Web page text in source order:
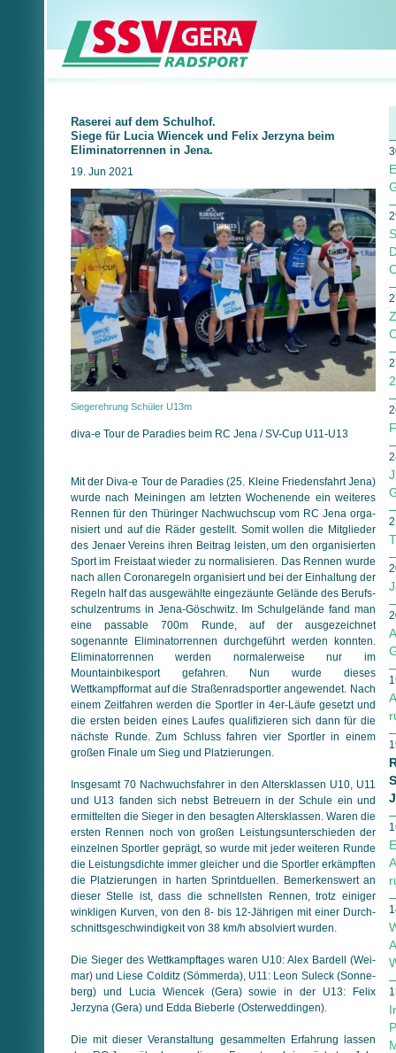
Raserei auf dem Schulhof.
Siege für Lucia Wiencek und Felix Jerzyna beim
Eliminatorrennen in Jena.
19. Jun 2021
Siegerehrung Schüler U13m
diva-e Tour de Paradies beim RC Jena / SV-Cup U11-U13
Mit der Diva-e Tour de Paradies (25. Kleine Friedensfahrt Jena)
wurde nach Meiningen am letzten Wochenende ein weiteres
Ren­nen für den Thüringer Nachwuchscup vom RC Jena or­ga­
ni­siert und auf die Räder gestellt. Somit wollen die Mitglieder
des Jenaer Vereins ihren Beitrag leisten, um den organisierten
Sport im Freistaat wieder zu normalisieren. Das Rennen wurde
nach allen Coronaregeln organisiert und bei der Einhaltung der
Regeln half das ausgewählte eingezäunte Gelände des Berufs­
schul­zent­rums in Jena-Göschwitz. Im Schulgelände fand man
eine pas­sab­le 700m Runde, auf der ausgezeichnet
sogenannte Eli­mi­na­tor­rennen durchgeführt werden konnten.
Eliminator­rennen werden normalerweise nur im
Mountainbikesport gefahren. Nun wurde dieses
Wettkampfformat auf die Straßenradsportler angewendet. Nach
einem Zeitfahren werden die Sportler in 4er-Läufe gesetzt und
die ersten beiden eines Laufes qualifizieren sich dann für die
nächste Runde. Zum Schluss fahren vier Sportler in einem
großen Finale um Sieg und Platzierungen.
Insgesamt 70 Nachwuchsfahrer in den Altersklassen U10, U11
und U13 fanden sich nebst Betreuern in der Schule ein und
ermittelten die Sieger in den besagten Altersklassen. Waren die
ersten Rennen noch von großen Leistungsunterschieden der
ein­zel­nen Sportler geprägt, so wurde mit jeder weiteren Runde
die Leistungsdichte immer gleicher und die Sportler erkämpften
die Platzierungen in harten Sprintduellen. Bemerkenswert an
dieser Stelle ist, dass die schnellsten Rennen, trotz einiger
winkligen Kurven, von den 8- bis 12-Jährigen mit einer Durch­
schnitts­ge­schwin­dig­keit von 38 km/h absolviert wurden.
Die Sieger des Wettkampftages waren U10: Alex Bardell (Wei­
mar) und Liese Colditz (Sömmerda), U11: Leon Suleck (Sonne­
berg) und Lucia Wiencek (Gera) sowie in der U13: Felix
Jerzyna (Gera) und Edda Bieberle (Osterweddingen).
Die mit dieser Veranstaltung gesammelten Erfahrung lassen